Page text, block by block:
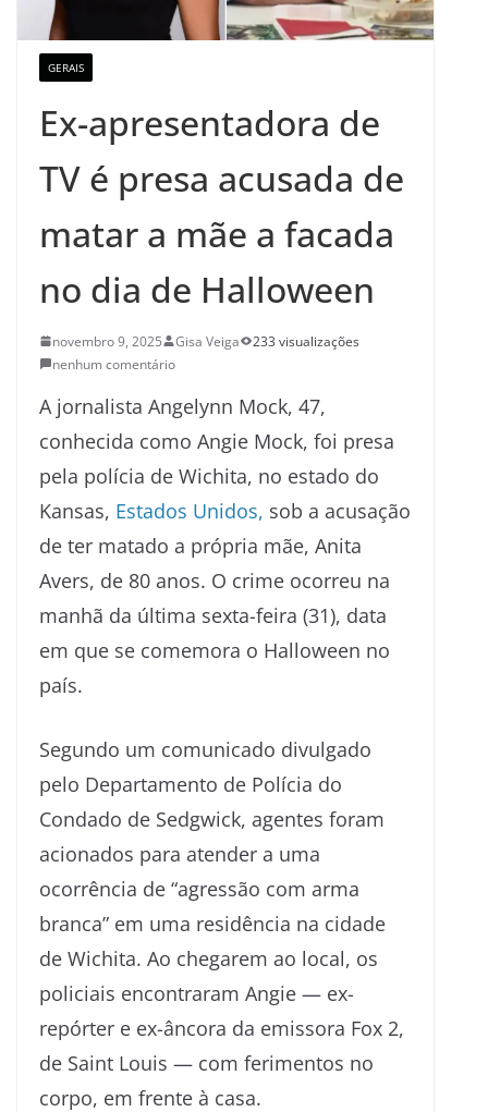
GERAIS
Ex-apresentadora de
TV é presa acusada de
matar a mãe a facada
no dia de Halloween
novembro 9, 2025 Gisa Veiga
233 visualizações
nenhum comentário
A jornalista Angelynn Mock, 47,
conhecida como Angie Mock, foi presa
pela polícia de Wichita, no estado do
Kansas, Estados Unidos, sob a acusação
de ter matado a própria mãe, Anita
Avers, de 80 anos. O crime ocorreu na
manhã da última sexta-feira (31), data
em que se comemora o Halloween no
país.
Segundo um comunicado divulgado
pelo Departamento de Polícia do
Condado de Sedgwick, agentes foram
acionados para atender a uma
ocorrência de “agressão com arma
branca” em uma residência na cidade
de Wichita. Ao chegarem ao local, os
policiais encontraram Angie — ex-
repórter e ex-âncora da emissora Fox 2,
de Saint Louis — com ferimentos no
corpo, em frente à casa.